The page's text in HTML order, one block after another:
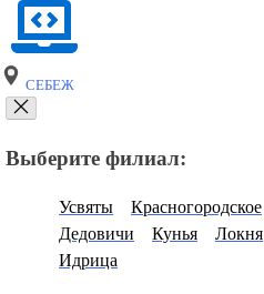
СЕБЕЖ
Выберите филиал:
Усвяты Красногородское
Дедовичи
Кунья Локня
Идрица